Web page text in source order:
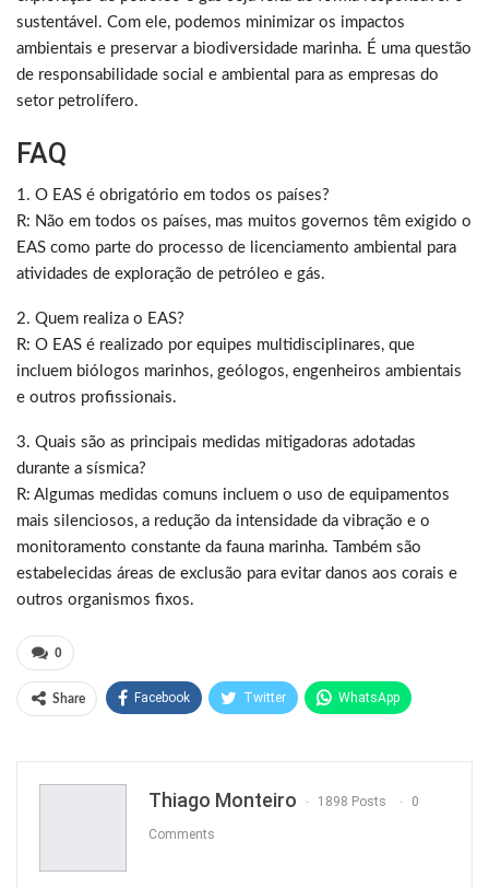
sustentável. Com ele, podemos minimizar os impactos
ambientais e preservar a biodiversidade marinha. É uma questão
de responsabilidade social e ambiental para as empresas do
setor petrolífero.
FAQ
1. O EAS é obrigatório em todos os países?
R: Não em todos os países, mas muitos governos têm exigido o
EAS como parte do processo de licenciamento ambiental para
atividades de exploração de petróleo e gás.
2. Quem realiza o EAS?
R: O EAS é realizado por equipes multidisciplinares, que
incluem biólogos marinhos, geólogos, engenheiros ambientais
e outros profissionais.
3. Quais são as principais medidas mitigadoras adotadas
durante a sísmica?
R: Algumas medidas comuns incluem o uso de equipamentos
mais silenciosos, a redução da intensidade da vibração e o
monitoramento constante da fauna marinha. Também são
estabelecidas áreas de exclusão para evitar danos aos corais e
outros organismos fixos.
0
Share Facebook Twitter WhatsApp
Thiago Monteiro 1898 Posts 0
Comments